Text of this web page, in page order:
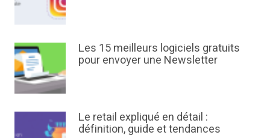
Les 15 meilleurs logiciels gratuits
pour envoyer une Newsletter
Le retail expliqué en détail :
définition, guide et tendances